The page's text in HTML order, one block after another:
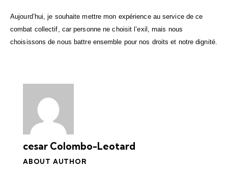
Aujourd’hui, je souhaite mettre mon expérience au service de ce
combat collectif, car personne ne choisit l’exil, mais nous
choisissons de nous battre ensemble pour nos droits et notre dignité.
cesar Colombo-Leotard
ABOUT AUTHOR